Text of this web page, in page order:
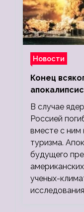
Новости
Конец
миллионов,
людей
В случае
Россией
вместе с ним
туризма.
будущего
ученых-